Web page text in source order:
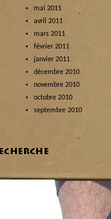
mai 2011
avril 2011
mars 2011
février 2011
janvier 2011
décembre 2010
novembre 2010
octobre 2010
septembre 2010